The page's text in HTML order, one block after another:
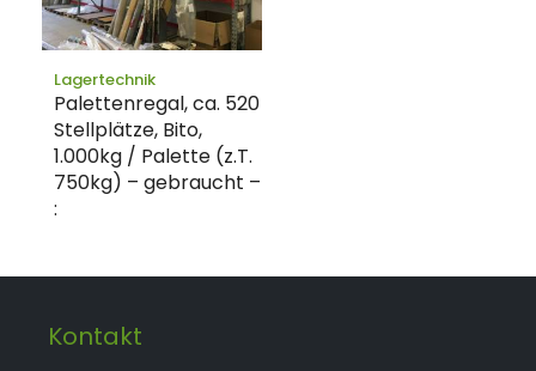
Lagertechnik
Palettenregal, ca. 520
Stellplätze, Bito,
1.000kg / Palette (z.T.
750kg) – gebraucht –
:
Kontakt